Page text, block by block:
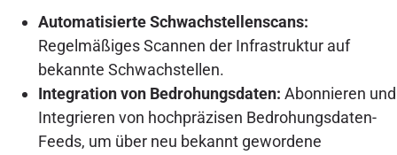
Automatisierte Schwachstellenscans:
Regelmäßiges Scannen der Infrastruktur auf
bekannte Schwachstellen.
Integration von Bedrohungsdaten: Abonnieren und
Integrieren von hochpräzisen Bedrohungsdaten-
Feeds, um über neu bekannt gewordene